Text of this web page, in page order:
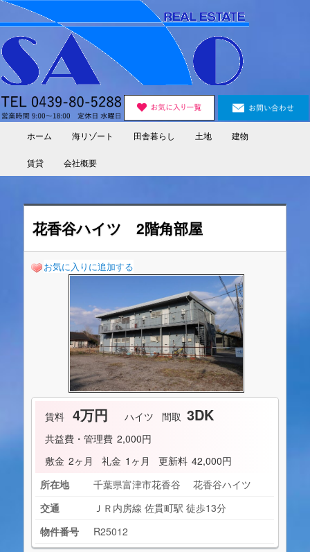
Skip
to
primary
content
ホーム 海リゾート 田舎暮らし 土地 建物
賃貸 会社概要
花香谷ハイツ 2階角部屋
お気に入りに追加する
賃料 4万円 ハイツ 間取 3DK
共益費・管理費 2,000円
敷金 2ヶ月 礼金 1ヶ月 更新料 42,000円
所在地
千葉県富津市花香谷 花香谷ハイツ
交通
ＪＲ内房線 佐貫町駅 徒歩13分
物件番号
R25012